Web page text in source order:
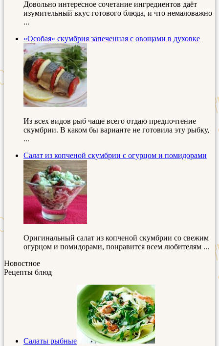
Довольно интересное сочетание ингредиентов даёт
изумительный вкус готового блюда, и что немаловажно
...
«Особая» скумбрия запеченная с овощами в духовке
Из всех видов рыб чаще всего отдаю предпочтение
скумбрии. В каком бы варианте не готовила эту рыбку,
...
Салат из копченой скумбрии с огурцом и помидорами
Оригинальный салат из копченой скумбрии со свежим
огурцом и помидорами, понравится всем любителям ...
Новостное
Рецепты блюд
Салаты рыбные